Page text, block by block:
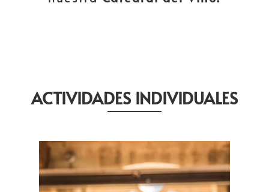
ACTIVIDADES INDIVIDUALES